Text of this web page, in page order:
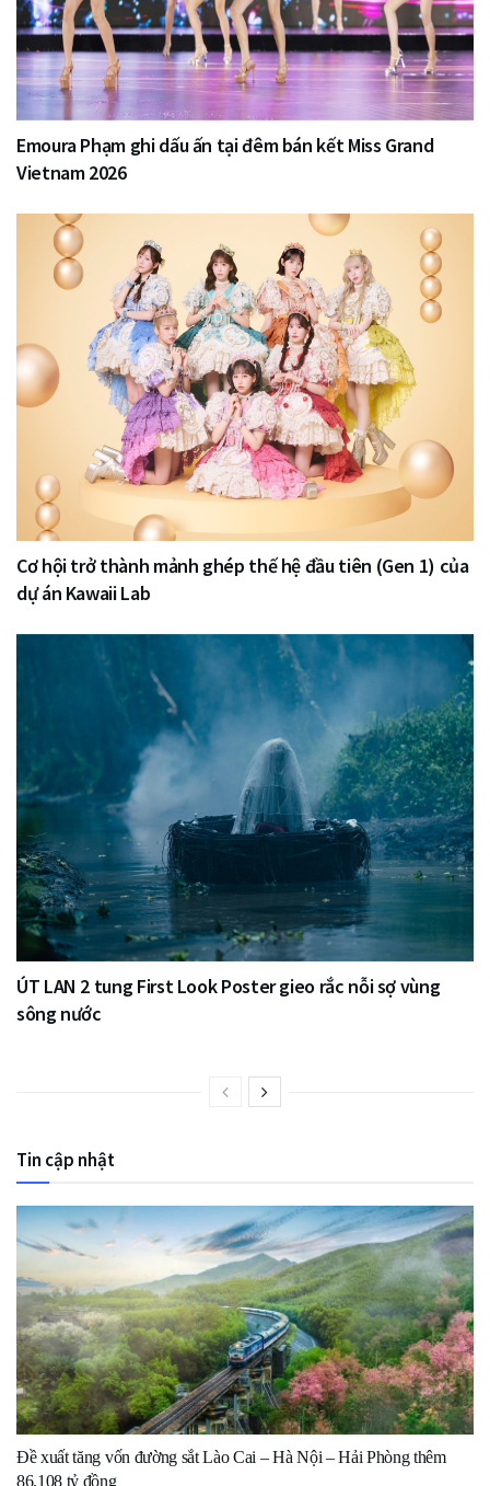
Emoura Phạm ghi dấu ấn tại đêm bán kết Miss Grand
Vietnam 2026
Cơ hội trở thành mảnh ghép thế hệ đầu tiên (Gen 1) của
dự án Kawaii Lab
ÚT LAN 2 tung First Look Poster gieo rắc nỗi sợ vùng
sông nước
Tin cập nhật
Đề xuất tăng vốn đường sắt Lào Cai – Hà Nội – Hải Phòng thêm
86.108 tỷ đồng